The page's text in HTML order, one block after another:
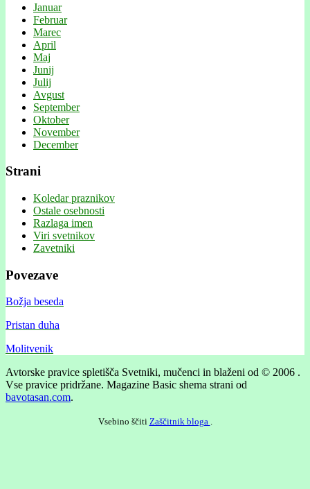
Januar
Februar
Marec
April
Maj
Junij
Julij
Avgust
September
Oktober
November
December
Strani
Koledar praznikov
Ostale osebnosti
Razlaga imen
Viri svetnikov
Zavetniki
Povezave
Božja beseda
Pristan duha
Molitvenik
Avtorske pravice spletišča Svetniki, mučenci in blaženi od © 2006 .
Vse pravice pridržane. Magazine Basic shema strani od
bavotasan.com.
Vsebino ščiti Zaščitnik bloga .